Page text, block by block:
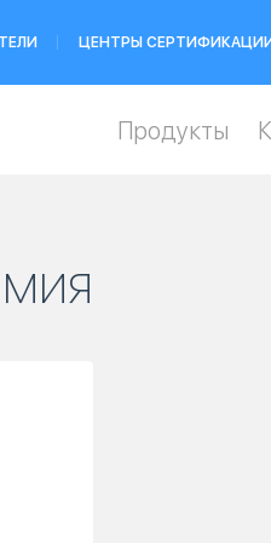
ЦЕНТРЫ СЕРТИФИКАЦИИ
Продукты